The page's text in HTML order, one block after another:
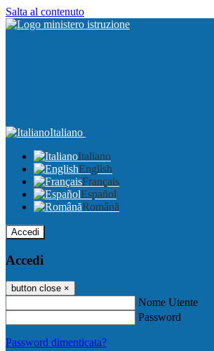
Salta al contenuto
Italiano
Italiano
English
Français
Español
Română
Accedi
Accedi
button close ×
Nome Utente
Password
Password dimenticata?